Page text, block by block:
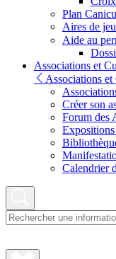
Plan
Aires de
Aide au
Associations et
Associations et
Créer son
Forum des
Calendrier